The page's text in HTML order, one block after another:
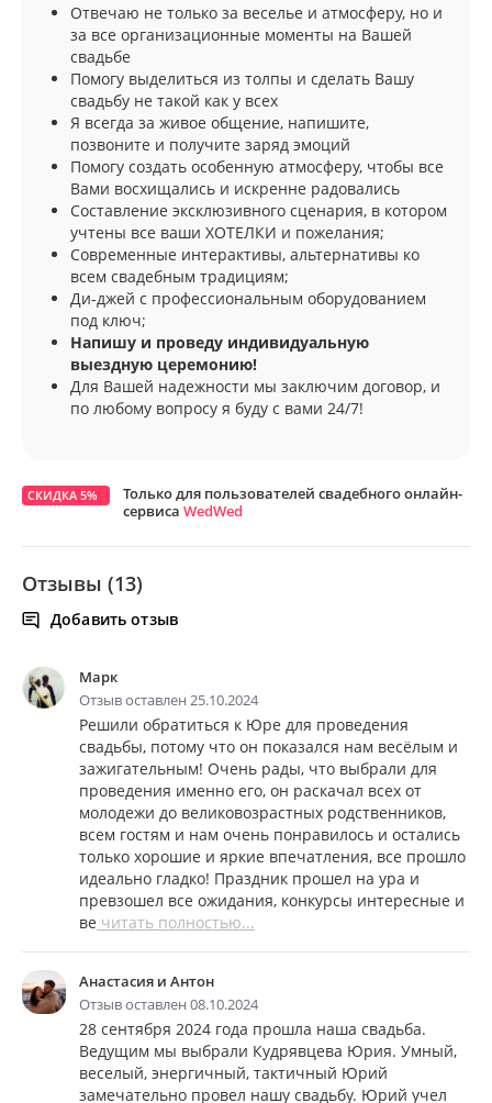
Отвечаю не только за веселье и атмосферу, но и
за все организационные моменты на Вашей
свадьбе
Помогу выделиться из толпы и сделать Вашу
свадьбу не такой как у всех
Я всегда за живое общение, напишите,
позвоните и получите заряд эмоций
Помогу создать особенную атмосферу, чтобы все
Вами восхищались и искренне радовались
Составление эксклюзивного сценария, в котором
учтены все ваши ХОТЕЛКИ и пожелания;
Современные интерактивы, альтернативы ко
всем свадебным традициям;
Ди-джей с профессиональным оборудованием
под ключ;
Напишу и проведу индивидуальную
выездную церемонию!
Для Вашей надежности мы заключим договор, и
по любому вопросу я буду с вами 24/7!
СКИДКА 5%
Только для пользователей свадебного онлайн-
сервиса WedWed
Отзывы (13)
Добавить отзыв
Марк
Отзыв оставлен 25.10.2024
Решили обратиться к Юре для проведения
свадьбы, потому что он показался нам весёлым и
зажигательным! Очень рады, что выбрали для
проведения именно его, он раскачал всех от
молодежи до великовозрастных родственников,
всем гостям и нам очень понравилось и остались
только хорошие и яркие впечатления, все прошло
идеально гладко! Праздник прошел на ура и
превзошел все ожидания, конкурсы интересные и
ве читать полностью...
Анастасия и Антон
Отзыв оставлен 08.10.2024
28 сентября 2024 года прошла наша свадьба.
Ведущим мы выбрали Кудрявцева Юрия. Умный,
веселый, энергичный, тактичный Юрий
замечательно провел нашу свадьбу. Юрий учел